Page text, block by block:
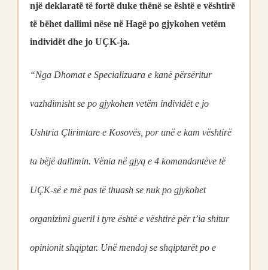
një deklaratë të fortë duke thënë se është e vështirë
të bëhet dallimi nëse në Hagë po gjykohen vetëm
individët dhe jo UÇK-ja.
“Nga Dhomat e Specializuara e kanë përsëritur
vazhdimisht se po gjykohen vetëm individët e jo
Ushtria Çlirimtare e Kosovës, por unë e kam vështirë
ta bëjë dallimin. Vënia në gjyq e 4 komandantëve të
UÇK-së e më pas të thuash se nuk po gjykohet
organizimi gueril i tyre është e vështirë për t’ia shitur
opinionit shqiptar. Unë mendoj se shqiptarët po e